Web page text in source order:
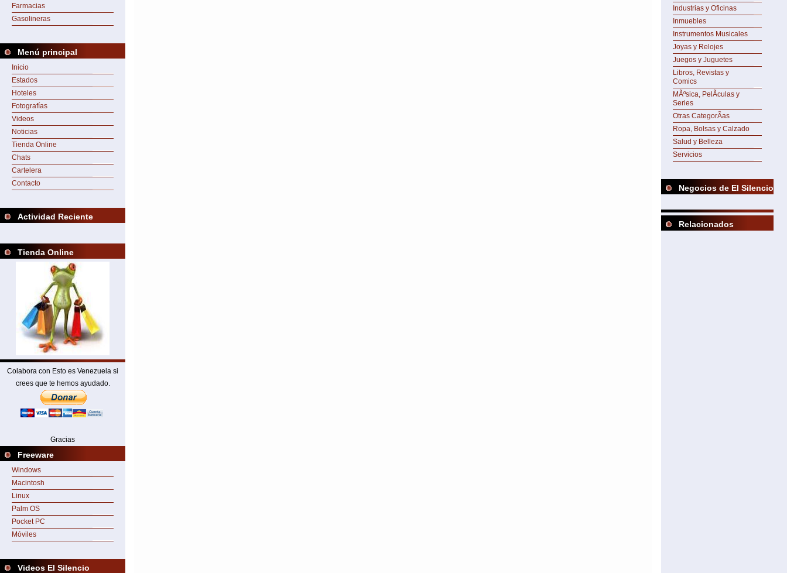
Farmacias
Gasolineras
Menú principal
Inicio
Estados
Hoteles
Fotografías
Videos
Noticias
Tienda Online
Chats
Cartelera
Contacto
Actividad Reciente
Tienda Online
Colabora con Esto es Venezuela si
crees que te hemos ayudado.
Gracias
Freeware
Windows
Macintosh
Linux
Palm OS
Pocket PC
Móviles
Videos El Silencio
Industrias y Oficinas
Inmuebles
Instrumentos Musicales
Joyas y Relojes
Juegos y Juguetes
Libros, Revistas y
Comics
MÃºsica, PelÃ­culas y
Series
Otras CategorÃ­as
Ropa, Bolsas y Calzado
Salud y Belleza
Servicios
Negocios de El Silencio
Relacionados